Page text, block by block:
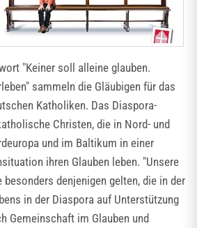
"Keiner soll alleine glauben.
sammeln die Gläubigen für das
Katholiken. Das Diaspora-
Christen, die in Nord- und
und im Baltikum in einer
ihren Glauben leben. "Unsere
denjenigen gelten, die in der
in der Diaspora auf Unterstützung
Gemeinschaft im Glauben und